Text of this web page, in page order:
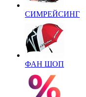
СИМРЕЙСИНГ
ФАН ШОП